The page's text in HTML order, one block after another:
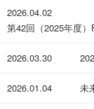
2026.04.02
第42回（2025年度
2026.03.30
2026.01.04 未